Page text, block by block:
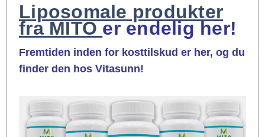
Liposomale produkter
fra MITOer endelig her!
Fremtiden inden for kosttilskud er her, og du
finder den hos Vitasunn!